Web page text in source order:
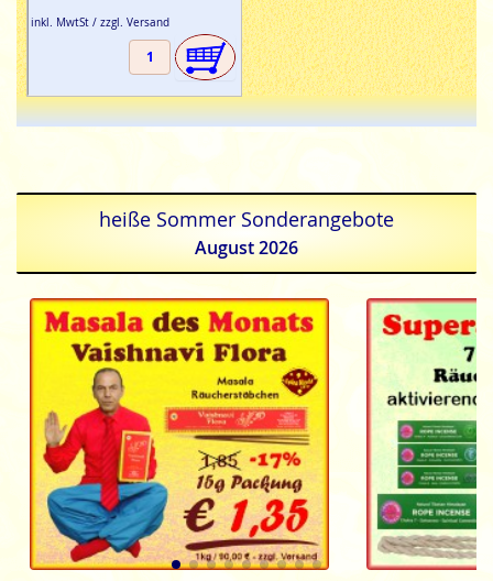
inkl. MwtSt / zzgl. Versand
heiße Sommer Sonderangebote
August 2026